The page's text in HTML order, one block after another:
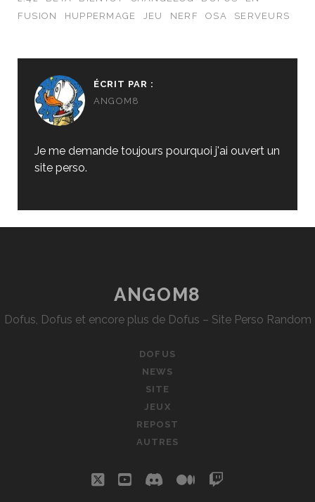
FUSION
HUPPERMAGE JEU NERF OSA SERVEURS
ÉCRIT PAR :
ANGOM8
Je me demande toujours pourquoi j'ai ouvert un
site perso.
ANGOM8
Dofus, Dofus et encore plus de Dofus – Site Perso Random
DOFUS
NEWS
SITE
JEUX
REPOST
AUTRES
twitteryoutubediscordmedium